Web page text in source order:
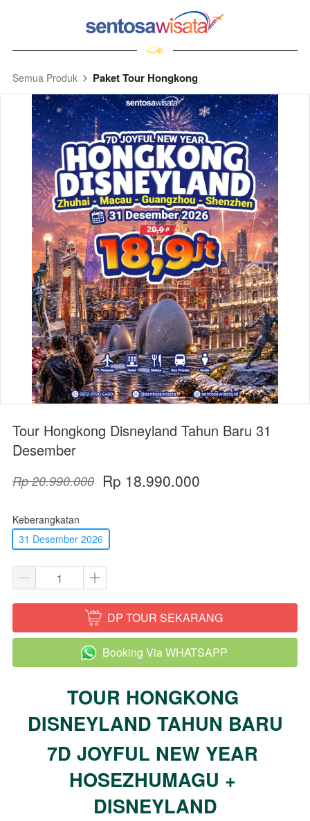
Semua Produk Paket Tour Hongkong
Tour Hongkong Disneyland Tahun Baru 31
Desember
Rp 20.990.000 Rp 18.990.000
Keberangkatan
31 Desember 2026
` DP TOUR SEKARANG
` Booking Via WHATSAPP
TOUR HONGKONG
DISNEYLAND TAHUN BARU
7D JOYFUL NEW YEAR
HOSEZHUMAGU +
DISNEYLAND